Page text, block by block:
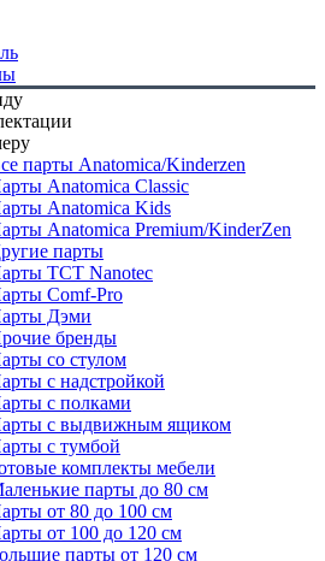
парты Anatomica/Kinderzen
Anatomica Classic
Anatomica Kids
Anatomica Premium/KinderZen
парты
TCT Nanotec
Comf-Pro
Дэми
бренды
со стулом
с надстройкой
с полками
с выдвижным ящиком
с тумбой
комплекты мебели
парты до 80 см
от 80 до 100 см
от 100 до 120 см
парты от 120 см